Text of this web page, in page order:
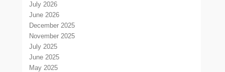
July 2026
June 2026
December 2025
November 2025
July 2025
June 2025
May 2025